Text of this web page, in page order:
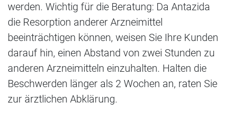
werden. Wichtig für die Beratung: Da Antazida
die Resorption anderer Arzneimittel
beeinträchtigen können, weisen Sie Ihre Kunden
darauf hin, einen Abstand von zwei Stunden zu
anderen Arzneimitteln einzuhalten. Halten die
Beschwerden länger als 2 Wochen an, raten Sie
zur ärztlichen Abklärung.